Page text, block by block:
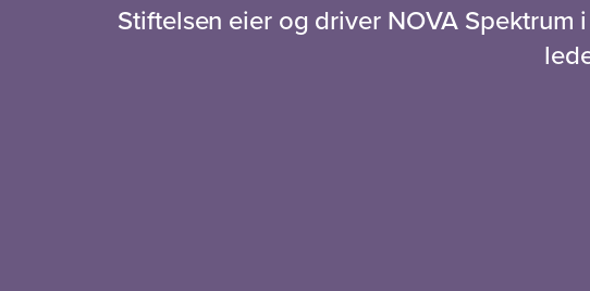
Stiftelsen eier og driver NOVA